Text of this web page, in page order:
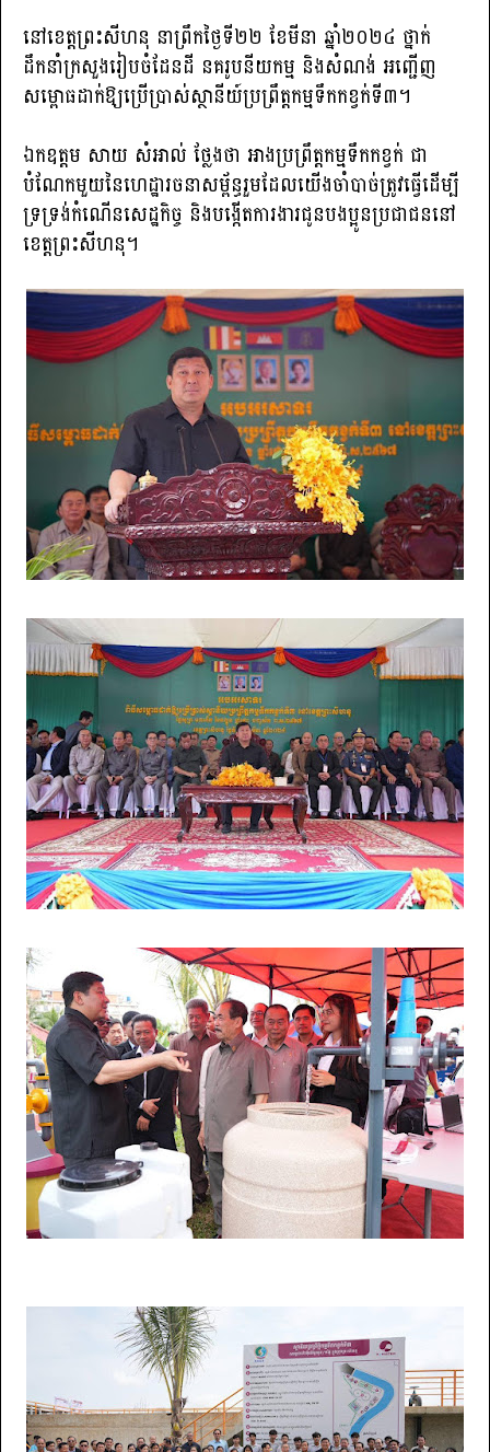
នៅខេត្តព្រះសីហនុ នាព្រឹកថ្ងៃទី២២ ខែមីនា​ ឆ្នាំ​២០២៤​ ថ្នាក់
ដឹកនាំក្រសួងរៀបចំដែនដី នគរូបនីយកម្ម និងសំណង់ អញ្ជើញ
សម្ពោធដាក់ឱ្យប្រើប្រាស់ស្ថានីយ៍ប្រព្រឹត្តកម្មទឹកកខ្វក់ទី៣។
ឯកឧត្តម សាយ សំអាល់ ថ្លែងថា អាងប្រព្រឹត្តកម្មទឹកកខ្វក់ ជា
បំណែកមួយនៃហេដ្ឋារចនាសម្ព័ន្ធរួមដែលយើងចាំបាច់ត្រូវធ្វើដើម្បី
ទ្រទ្រង់កំណើនសេដ្ឋកិច្ច និងបង្កើតការងារជូនបងប្អូនប្រជាជននៅ
ខេត្តព្រះសីហនុ។